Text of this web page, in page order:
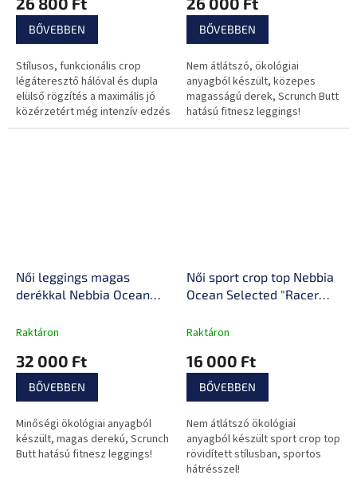
BŐVEBBEN
Stílusos, funkcionális crop
légáteresztő hálóval és dupla
elülső rögzítés a maximális jó
közérzetért még intenzív edzés
közben is.
BŐVEBBEN
Nem átlátszó, ökológiai
anyagból készült, közepes
magasságú derek, Scrunch Butt
hatású fitnesz leggings!
Női leggings magas
derékkal Nebbia Ocean
Raktáron
32 000 Ft
BŐVEBBEN
Minőségi ökológiai anyagból
készült, magas derekú, Scrunch
Butt hatású fitnesz leggings!
Női sport crop top Nebbia
Ocean Selected "Racer
Raktáron
16 000 Ft
BŐVEBBEN
Nem átlátszó ökológiai
anyagból készült sport crop top
rövidített stílusban, sportos
hátrésszel!